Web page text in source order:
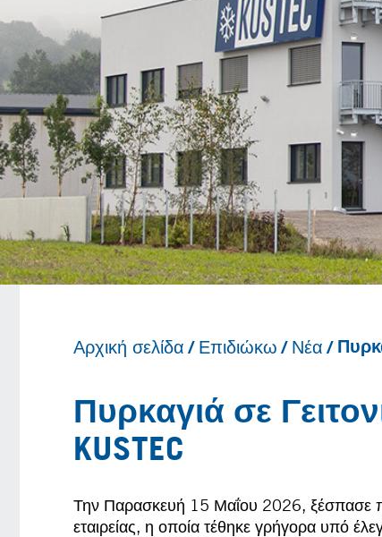
Αρχική σελίδα Επιδιώκω Νέα
Πυρκαγιά σε
KUSTEC
Την Παρασκευή 15 Μαΐου 2026, ξέσπασε
εταιρείας, η οποία τέθηκε γρήγορα υπό